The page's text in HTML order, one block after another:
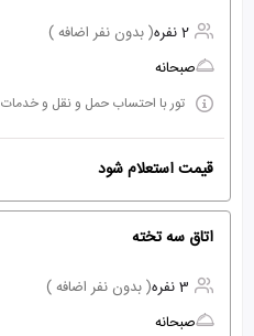
2 نفره
( بدون نفر اضافه )
صبحانه
تور با احتساب حمل و نقل و خدمات
قیمت استعلام شود
اتاق سه تخته
3 نفره
( بدون نفر اضافه )
صبحانه